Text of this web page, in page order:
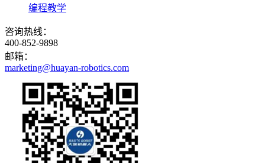
编程教学
咨询热线：
400-852-9898
邮箱：
marketing@huayan-robotics.com